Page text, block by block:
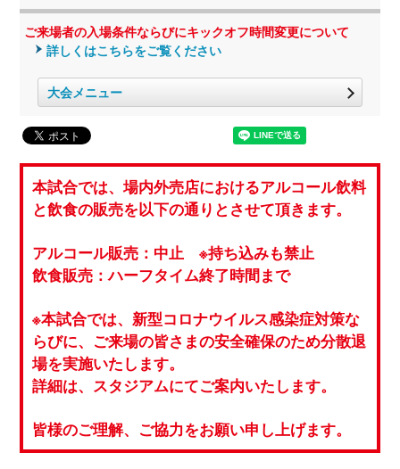
ご来場者の入場条件ならびにキックオフ時間変更について
詳しくはこちらをご覧ください
大会メニュー
本試合では、場内外売店におけるアルコール飲料
と飲食の販売を以下の通りとさせて頂きます。
アルコール販売：中止 ※持ち込みも禁止
飲食販売：ハーフタイム終了時間まで
※本試合では、新型コロナウイルス感染症対策な
らびに、ご来場の皆さまの安全確保のため分散退
場を実施いたします。
詳細は、スタジアムにてご案内いたします。
皆様のご理解、ご協力をお願い申し上げます。